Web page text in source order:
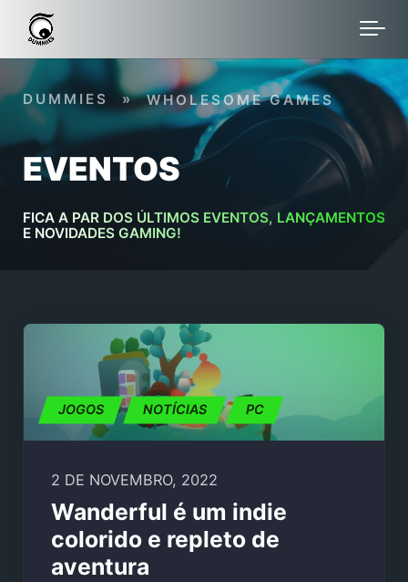
Skip to main content
EVENTOS
FICA A PAR DOS ÚLTIMOS EVENTOS, LANÇAMENTOS
E NOVIDADES GAMING!
DUMMIES » WHOLESOME GAMES
JOGOS NOTÍCIAS PC
2 DE NOVEMBRO, 2022
Wanderful é um indie
colorido e repleto de
aventura